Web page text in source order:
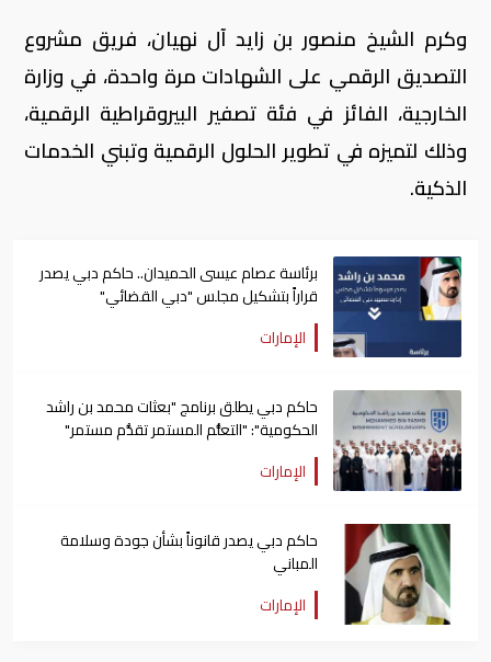
وكرم الشيخ منصور بن زايد آل نهيان، فريق مشروع
التصديق الرقمي على الشهادات مرة واحدة، في وزارة
الخارجية، الفائز في فئة تصفير البيروقراطية الرقمية،
وذلك لتميزه في تطوير الحلول الرقمية وتبني الخدمات
الذكية.
برئاسة عصام عيسى الحميدان.. حاكم دبي يصدر
قراراً بتشكيل مجلس "دبي القضائي"
الإمارات
حاكم دبي يطلق برنامج "بعثات محمد بن راشد
الحكومية": "التعلُّم المستمر تقدُّم مستمر"
الإمارات
حاكم دبي يصدر قانوناً بشأن جودة وسلامة
المباني
الإمارات